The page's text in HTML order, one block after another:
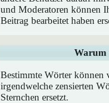
und Moderatoren können
Beitrag bearbeitet haben
Warum
Bestimmte Wörter können
irgendwelche zensierten
Sternchen ersetzt.